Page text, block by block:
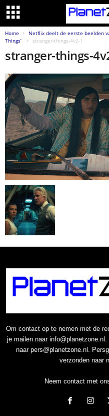
Home
Netflix deelt de eerste beelden
Things’
stranger-things-4v2-1
stranger-things-
Om contact op te nemen met de
je mailen naar
naar pers@planetzone.nl.
verzonden naar
Neem contact met